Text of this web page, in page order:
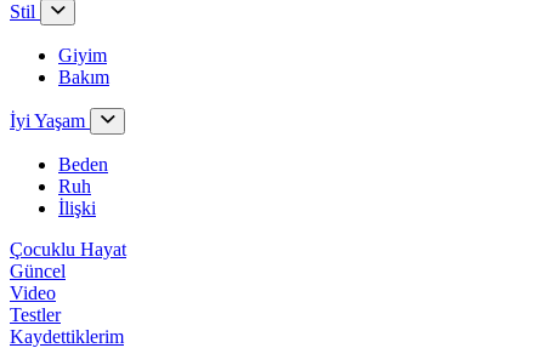
Stil
Giyim
Bakım
İyi Yaşam
Beden
Ruh
İlişki
Çocuklu Hayat
Güncel
Video
Testler
Kaydettiklerim